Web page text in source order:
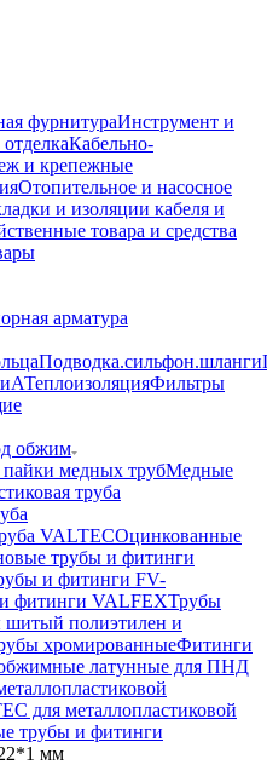
фурнитураИнструмент и
Кабельно-
и крепежные
Отопительное и насосное
и изоляции кабеля и
товара и средства
арматура
Подводка.сильфон.шланги
ТеплоизоляцияФильтры
обжим
пайки медных трубМедные
труба
VALTECОцинкованные
трубы и фитинги
и фитинги FV-
фитинги VALFEXТрубы
шитый полиэтилен и
хромированныеФитинги
латунные для ПНД
для металлопластиковой
трубы и фитинги
мм